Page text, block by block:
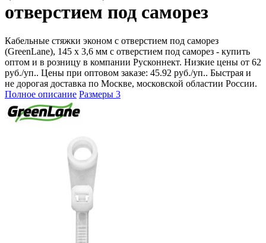
отверстием под саморез
Кабельные стяжки эконом с отверстием под саморез
(GreenLane), 145 х 3,6 мм с отверстием под саморез - купить
оптом и в розницу в компании Русконнект. Низкие цены от 62
руб./уп.. Цены при оптовом заказе: 45.92 руб./уп.. Быстрая и
не дорогая доставка по Москве, московской областии России.
Полное описание Размеры 3